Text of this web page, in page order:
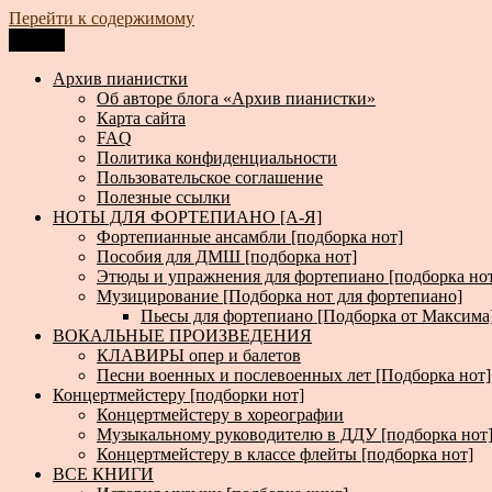
Перейти к содержимому
Архив пианистки
Всё для пианистов: ноты, книги, музыка, статьи…
Архив пианистки
Об авторе блога «Архив пианистки»
Карта сайта
FAQ
Политика конфиденциальности
Пользовательское соглашение
Полезные ссылки
НОТЫ ДЛЯ ФОРТЕПИАНО [А-Я]
Фортепианные ансамбли [подборка нот]
Пособия для ДМШ [подборка нот]
Этюды и упражнения для фортепиано [подборка
Музицирование [Подборка нот для фортепиано]
Пьесы для фортепиано [Подборка от
ВОКАЛЬНЫЕ ПРОИЗВЕДЕНИЯ
КЛАВИРЫ опер и балетов
Песни военных и послевоенных лет [Подборка нот]
Концертмейстеру [подборки нот]
Концертмейстеру в хореографии
Музыкальному руководителю в ДДУ [подборка нот]
Концертмейстеру в классе флейты [подборка нот]
ВСЕ КНИГИ